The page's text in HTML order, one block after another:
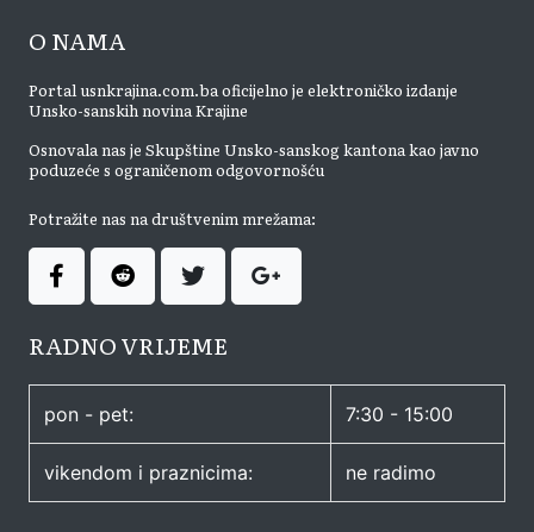
O NAMA
Portal usnkrajina.com.ba oficijelno je elektroničko izdanje
Unsko-sanskih novina Krajine
Osnovala nas je Skupštine Unsko-sanskog kantona kao javno
poduzeće s ograničenom odgovornošću
Potražite nas na društvenim mrežama:
RADNO VRIJEME
pon - pet: 7:30 - 15:00
vikendom i praznicima: ne radimo